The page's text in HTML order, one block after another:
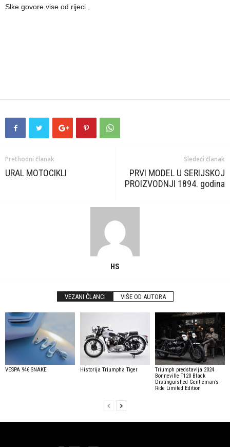
Slke govore vise od rijeci ,
Prethodni članak
URAL MOTOCIKLI
Sledeći članak
PRVI MODEL U SERIJSKOJ
PROIZVODNJI 1894. godina
HS
VEZANI ČLANCI VIŠE OD AUTORA
VESPA 946 SNAKE Historija Triumpha Tiger
Triumph predstavlja 2024
Bonneville T120 Black
Distinguished Gentleman’s
Ride Limited Edition